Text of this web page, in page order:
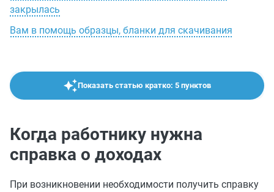
закрылась
Вам в помощь образцы, бланки для скачивания
Показать статью кратко: 5 пунктов
Когда работнику нужна
справка о доходах
При возникновении необходимости получить справку